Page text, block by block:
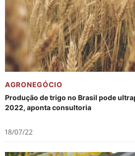
AGRONEGÓCIO
Produção de trigo no Brasil pode
2022, aponta consultoria
18/07/22